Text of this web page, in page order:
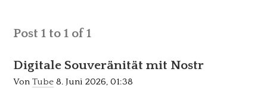
Post 1 to 1 of 1
Digitale Souveränität mit Nostr
VonTube 8. Juni 2026, 01:38